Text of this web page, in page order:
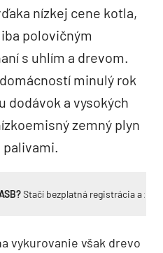
nízkej cene kotla,
polovičným
s uhlím a drevom.
minulý rok
dodávok a vysokých
zemný plyn
Stačí bezplatná registrácia a
vykurovanie však drevo